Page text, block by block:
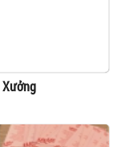
Xưởng